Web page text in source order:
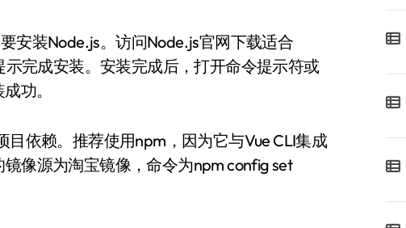
完成安装。安装完成后，打开命令提示符或
功。
依赖。推荐使用npm，因为它与Vue CLI集成
像源为淘宝镜像，命令为npm config set